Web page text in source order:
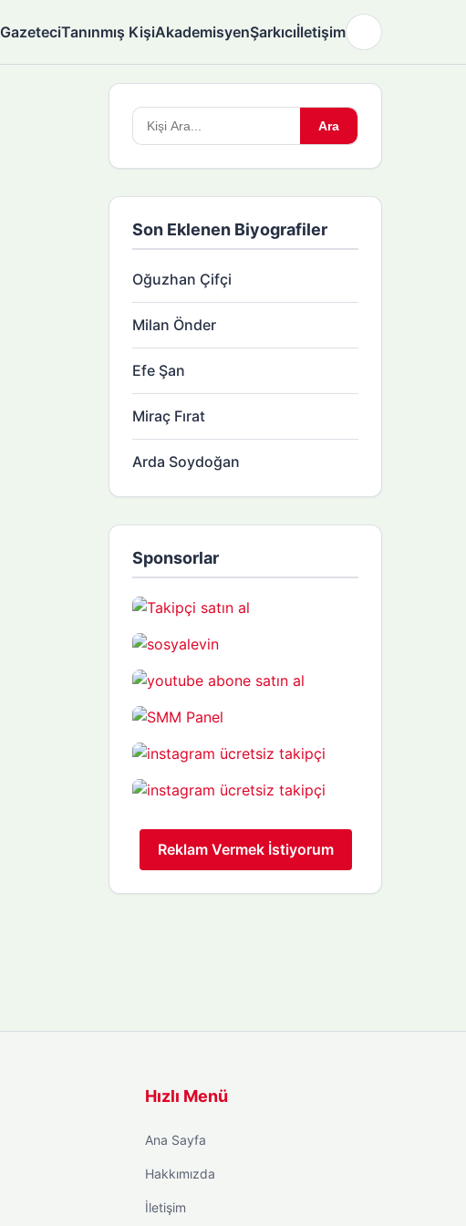
GazeteciTanınmış KişiAkademisyenŞarkıcıİletişim
Arama
yapın:
Ara
Son Eklenen Biyografiler
Oğuzhan Çifçi
Milan Önder
Efe Şan
Miraç Fırat
Arda Soydoğan
Sponsorlar
Reklam Vermek İstiyorum
Hızlı Menü
Ana Sayfa
Hakkımızda
İletişim